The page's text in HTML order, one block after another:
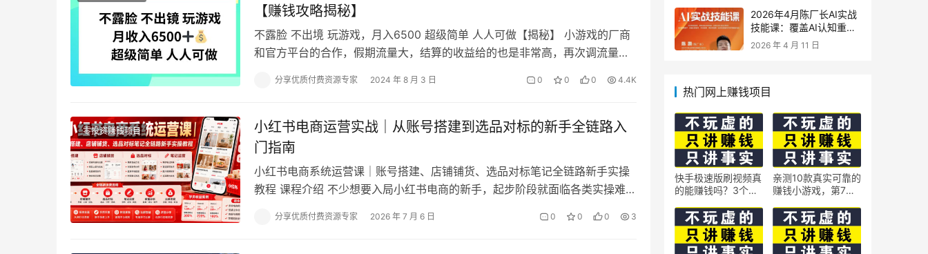
【赚钱攻略揭秘】
不露脸 不出境 玩游戏，月入6500 超级简单 人人可做【揭秘】 小游戏的厂商
和官方平台的合作，假期流量大，结算的收益给的也是非常高，再次调流量非
分享优质付费资源专家 2024 年 8 月 3 日 0 0 0 4.4K
零投资赚钱项目
小红书电商运营实战｜从账号搭建到选品对标的新手全链路入
门指南
小红书电商系统运营课｜账号搭建、店铺铺货、选品对标笔记全链路新手实操
教程 课程介绍 不少想要入局小红书电商的新手，起步阶段就面临各类实操难
分享优质付费资源专家 2026 年 7 月 6 日 0 0 0 3
2026年4月陈厂长AI实战
技能课：覆盖AI认知重
构、智能体与大模型解
2026 年 4 月 11 日
热门网上赚钱项目
快手极速版刷视频真
的能赚钱吗？3个隐
亲测10款真实可靠的
赚钱小游戏，第7款